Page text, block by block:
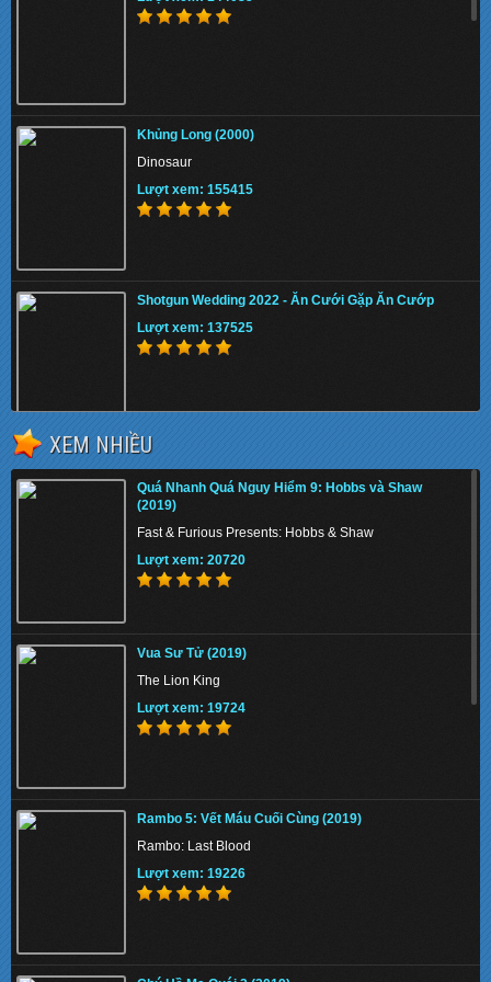
Khủng Long (2000)
Dinosaur
Lượt xem: 155415
Shotgun Wedding 2022 - Ăn Cưới Gặp Ăn Cướp
Lượt xem: 137525
The Tiger Rising 2022 - Con Cọp Trỗi Dậy
Lượt xem: 158019
The Union 2024 - Liên minh tuyệt mật
Lượt xem: 159730
Thiên Nga Bóng Đêm S01 2022 - Eve
Lượt xem: 147841
Memory 2022 - Hồi Ức Sát Thủ
XEM NHIỀU
Quá Nhanh Quá Nguy Hiểm 9: Hobbs và Shaw
(2019)
Fast & Furious Presents: Hobbs & Shaw
Lượt xem: 20720
Vua Sư Tử (2019)
The Lion King
Lượt xem: 19724
Rambo 5: Vết Máu Cuối Cùng (2019)
Rambo: Last Blood
Lượt xem: 19226